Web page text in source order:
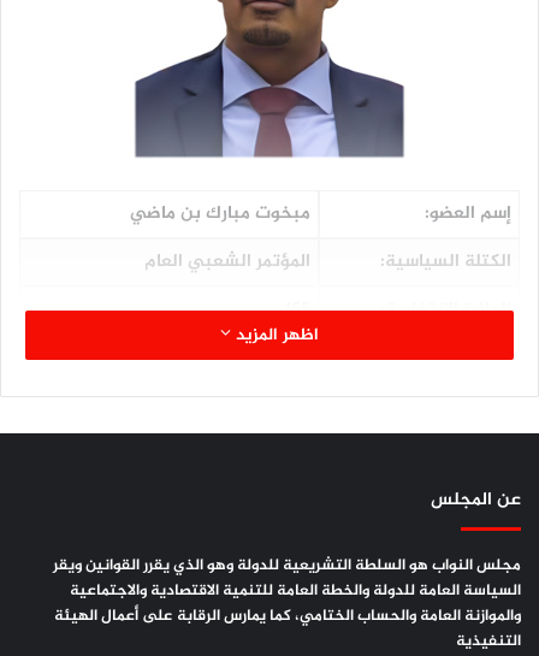
إسم العضو:
مبخوت مبارك بن ماضي
الكتلة السياسية:
المؤتمر الشعبي العام
الدائرة الإنتخابية:
155
المحافظة:
حضرموت
اللجنة المشارك فيها:
التعليم العالي والشباب والرياضة
المؤهلات العلمية:
اظهر المزيد
عن المجلس
مجلس النواب هو السلطة التشريعية للدولة وهو الذي يقرر القوانين ويقر
السياسة العامة للدولة والخطة العامة للتنمية الاقتصادية والاجتماعية
والموازنة العامة والحساب الختامي، كما يمارس الرقابة على أعمال الهيئة
التنفيذية